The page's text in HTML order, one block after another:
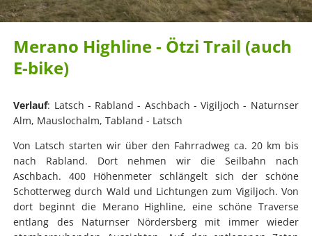
Merano Highline - Ötzi Trail (auch
E-bike)
Verlauf: Latsch - Rabland - Aschbach - Vigiljoch - Naturnser
Alm, Mauslochalm, Tabland - Latsch
Von Latsch starten wir über den Fahrradweg ca. 20 km bis
nach Rabland. Dort nehmen wir die Seilbahn nach
Aschbach. 400 Höhenmeter schlängelt sich der schöne
Schotterweg durch Wald und Lichtungen zum Vigiljoch. Von
dort beginnt die Merano Highline, eine schöne Traverse
entlang des Naturnser Nördersberg mit immer wieder